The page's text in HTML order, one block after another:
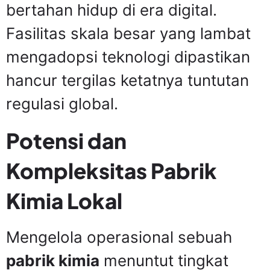
bertahan hidup di era digital.
Fasilitas skala besar yang lambat
mengadopsi teknologi dipastikan
hancur tergilas ketatnya tuntutan
regulasi global.
Potensi dan
Kompleksitas Pabrik
Kimia Lokal
Mengelola operasional sebuah
pabrik kimia menuntut tingkat